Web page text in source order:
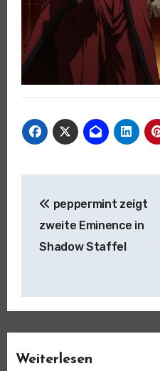
peppermint zeigt
zweite Eminence in
Shadow Staffel
Weiterlesen